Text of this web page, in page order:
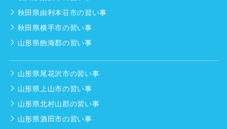
秋田県由利本荘市の習い事
秋田県横手市の習い事
山形県飽海郡の習い事
山形県尾花沢市の習い事
山形県上山市の習い事
山形県北村山郡の習い事
山形県酒田市の習い事